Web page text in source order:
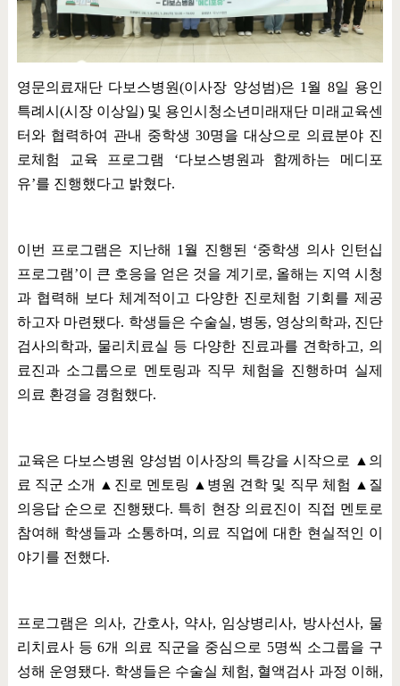
영문의료재단 다보스병원(이사장 양성범)은 1 월 8일 용인
특례시 (시장 이상일) 및 용인시청소년미래재단 미래교육센
터와 협력하여 관내 중학생 30명을 대상으로 의료분야 진
로체험 교육 프로그램 ‘다보스병원과 함께하는 메디포
유’를 진행했다고 밝혔다.
이번 프로그램은 지난해 1 월 진행된 ‘중학생 의사 인턴십
프로그램’이 큰 호응을 얻은 것을 계기로, 올해는 지역 시청
과 협력해 보다 체계적이고 다양한 진로체험 기회를 제공
하고자 마련됐다. 학생들은 수술실, 병동, 영상의학과, 진단
검사의학과, 물리치료실 등 다양한 진료과를 견학하고, 의
료진과 소그룹으로 멘토링과 직무 체험을 진행하며 실제
의료 환경을 경험했다.
교육은 다보스병원 양성범 이사장의 특강을 시작으로 ▲ 의
료 직군 소개
▲ 진로 멘토링 ▲ 병원 견학 및 직무 체험 ▲ 질
의응답 순으로 진행됐다. 특히 현장 의료진이 직접 멘토로
참여해 학생들과 소통하며 , 의료 직업에 대한 현실적인 이
야기를 전했다.
프로그램은 의사, 간호사, 약사, 임상병리사, 방사선사, 물
리치료사 등6개 의료 직군을 중심으로 5명씩 소그룹을 구
성해 운영됐다. 학생들은 수술실 체험, 혈액검사 과정 이해 ,